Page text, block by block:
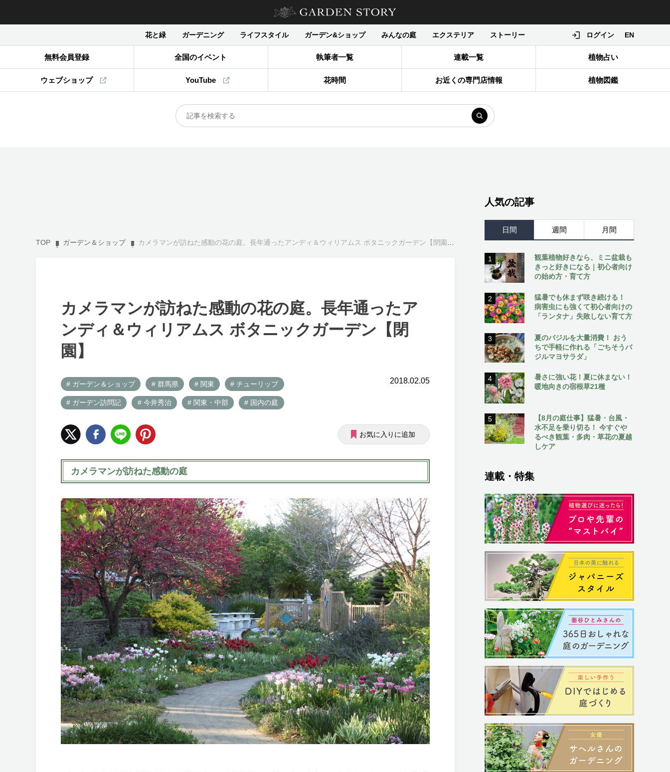
花と緑 ガーデニング ライフスタイル ガーデン&ショップ みんなの庭 エクステリア ストーリー ログイン EN
無料会員登録 全国のイベント 執筆者一覧 連載一覧 植物占い
ウェブショップ YouTube 花時間 お近くの専門店情報 植物図鑑
TOP ガーデン＆ショップ カメラマンが訪ねた感動の花の庭。長年通ったアンディ＆ウィリアムス ボタニックガーデン【閉園】
カメラマンが訪ねた感動の花の庭。長年通ったア
ンディ＆ウィリアムス ボタニックガーデン【閉
園】
# ガーデン＆ショップ # 群馬県 # 関東 # チューリップ
# ガーデン訪問記 # 今井秀治 # 関東・中部 # 国内の庭
2018.02.05
お気に入りに追加
カメラマンが訪ねた感動の庭
人気の記事
日間 週間 月間
1
観葉植物好きなら、ミニ盆栽も
きっと好きになる｜初心者向け
の始め方・育て方
2
猛暑でも休まず咲き続ける！
病害虫にも強くて初心者向けの
「ランタナ」失敗しない育て方
3
夏のバジルを大量消費！ おう
ちで手軽に作れる「ごちそうバ
ジルマヨサラダ」
4
暑さに強い花！夏に休まない！
暖地向きの宿根草21種
5
【8月の庭仕事】猛暑・台風・
水不足を乗り切る！ 今すぐや
るべき観葉・多肉・草花の夏越
しケア
連載・特集